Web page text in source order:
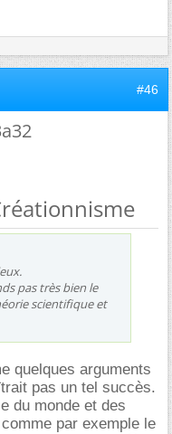
#46
pas très bien le
scientifique et
quelques arguments
pas un tel succès.
du monde et des
par exemple le